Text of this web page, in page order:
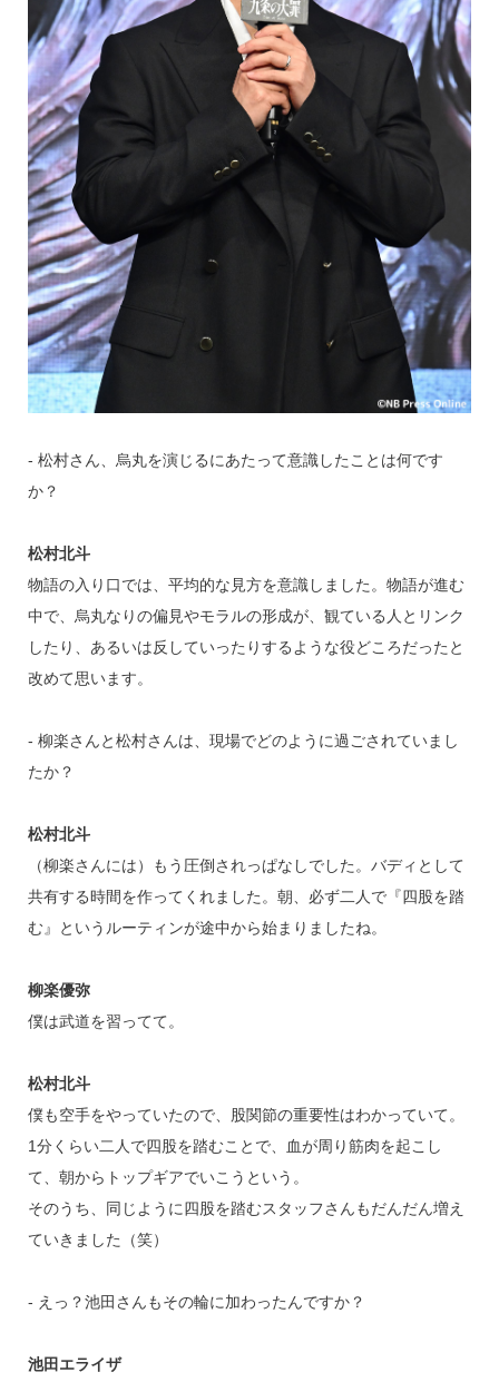
‐ 松村さん、烏丸を演じるにあたって意識したことは何です
か？
松村北斗
物語の入り口では、平均的な見方を意識しました。物語が進む
中で、烏丸なりの偏見やモラルの形成が、観ている人とリンク
したり、あるいは反していったりするような役どころだったと
改めて思います。
‐ 柳楽さんと松村さんは、現場でどのように過ごされていまし
たか？
松村北斗
（柳楽さんには）もう圧倒されっぱなしでした。バディとして
共有する時間を作ってくれました。朝、必ず二人で『四股を踏
む』というルーティンが途中から始まりましたね。
柳楽優弥
僕は武道を習ってて。
松村北斗
僕も空手をやっていたので、股関節の重要性はわかっていて。
1分くらい二人で四股を踏むことで、血が周り筋肉を起こし
て、朝からトップギアでいこうという。
そのうち、同じように四股を踏むスタッフさんもだんだん増え
ていきました（笑）
‐ えっ？池田さんもその輪に加わったんですか？
池田エライザ